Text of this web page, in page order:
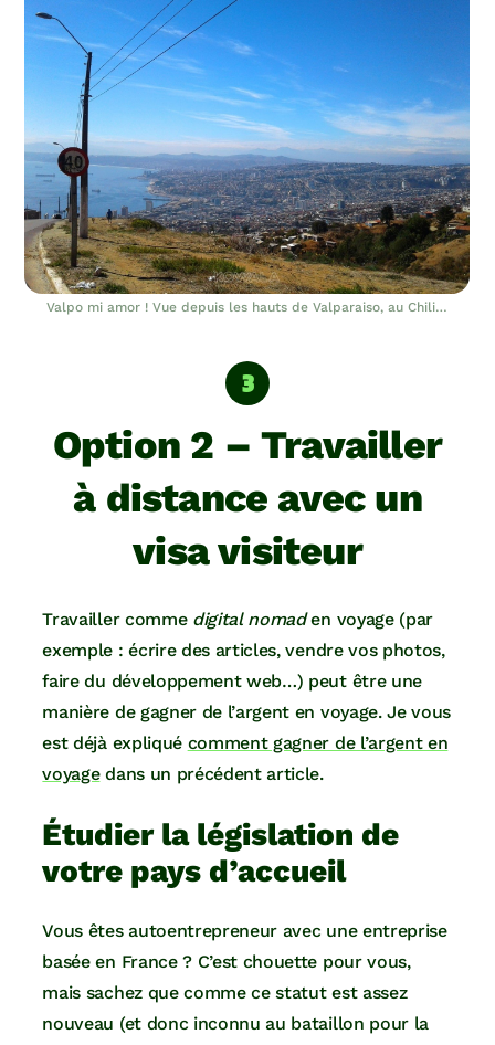
Valpo mi amor ! Vue depuis les hauts de Valparaiso, au Chili…
Option 2 – Travailler
à distance avec un
visa visiteur
Travailler comme digital nomaden voyage (par
exemple : écrire des articles, vendre vos photos,
faire du développement web…) peut être une
manière de gagner de l’argent en voyage. Je vous
est déjà expliqué comment gagner de l’argent en
voyagedans un précédent article.
Étudier la législation de
votre pays d’accueil
Vous êtes autoentrepreneur avec une entreprise
basée en France ? C’est chouette pour vous,
mais sachez que comme ce statut est assez
nouveau (et donc inconnu au bataillon pour la